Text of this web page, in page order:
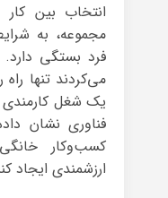
انتخاب بین
مجموعه، به
فرد بستگی دارد.
می‌کردند تنها
یک شغل کارمندی
فناوری نشان
کسب‌وکار
ارزشمندی ایجاد